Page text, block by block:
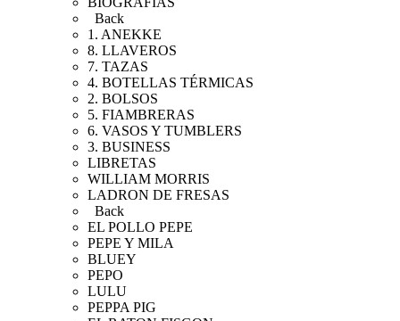
Back
1. ANEKKE
8. LLAVEROS
7. TAZAS
4. BOTELLAS TÉRMICAS
2. BOLSOS
5. FIAMBRERAS
6. VASOS Y TUMBLERS
3. BUSINESS
LIBRETAS
WILLIAM MORRIS
LADRON DE FRESAS
Back
EL POLLO PEPE
PEPE Y MILA
BLUEY
PEPO
LULU
PEPPA PIG